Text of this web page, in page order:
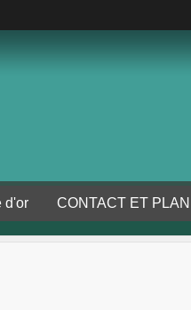
d'or CONTACT ET PLAN